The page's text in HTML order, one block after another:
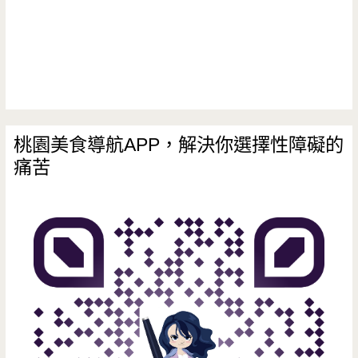
桃園美食導航APP，解決你選擇性障礙的
痛苦